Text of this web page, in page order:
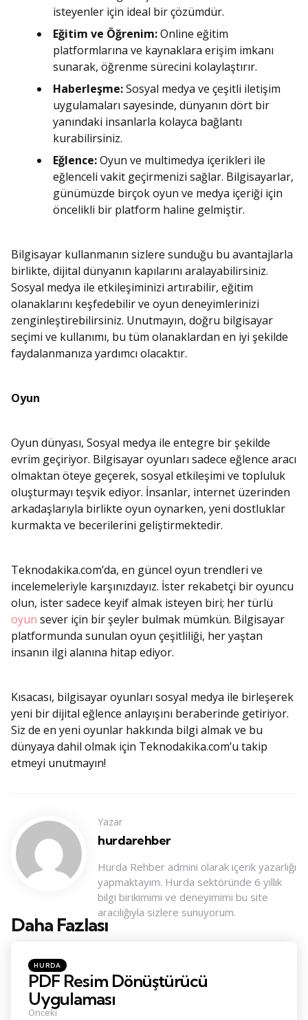
isteyenler için ideal bir çözümdür.
Eğitim ve Öğrenim:Online eğitim
platformlarına ve kaynaklara erişim imkanı
sunarak, öğrenme sürecini kolaylaştırır.
Haberleşme:Sosyal medya ve çeşitli iletişim
uygulamaları sayesinde, dünyanın dört bir
yanındaki insanlarla kolayca bağlantı
kurabilirsiniz.
Eğlence:Oyun ve multimedya içerikleri ile
eğlenceli vakit geçirmenizi sağlar. Bilgisayarlar,
günümüzde birçok oyun ve medya içeriği için
öncelikli bir platform haline gelmiştir.
Bilgisayar kullanmanın sizlere sunduğu bu avantajlarla
birlikte, dijital dünyanın kapılarını aralayabilirsiniz.
Sosyal medya ile etkileşiminizi artırabilir, eğitim
olanaklarını keşfedebilir ve oyun deneyimlerinizi
zenginleştirebilirsiniz. Unutmayın, doğru bilgisayar
seçimi ve kullanımı, bu tüm olanaklardan en iyi şekilde
faydalanmanıza yardımcı olacaktır.
Oyun
Oyun dünyası, Sosyal medya ile entegre bir şekilde
evrim geçiriyor. Bilgisayar oyunları sadece eğlence aracı
olmaktan öteye geçerek, sosyal etkileşimi ve topluluk
oluşturmayı teşvik ediyor. İnsanlar, internet üzerinden
arkadaşlarıyla birlikte oyun oynarken, yeni dostluklar
kurmakta ve becerilerini geliştirmektedir.
Teknodakika.com’da, en güncel oyun trendleri ve
incelemeleriyle karşınızdayız. İster rekabetçi bir oyuncu
olun, ister sadece keyif almak isteyen biri; her türlü
oyun sever için bir şeyler bulmak mümkün. Bilgisayar
platformunda sunulan oyun çeşitliliği, her yaştan
insanın ilgi alanına hitap ediyor.
Kısacası, bilgisayar oyunları sosyal medya ile birleşerek
yeni bir dijital eğlence anlayışını beraberinde getiriyor.
Siz de en yeni oyunlar hakkında bilgi almak ve bu
dünyaya dahil olmak için Teknodakika.com’u takip
etmeyi unutmayın!
Yazar
hurdarehber
Hurda Rehber admini olarak içerik yazarlığı
yapmaktayım. Hurda sektöründe 6 yıllık
bilgi birikimimi ve deneyimimi bu site
aracılığıyla sizlere sunuyorum.
Daha Fazlası
Konu
Posted
in
HURDA
PDF Resim Dönüştürücü
Uygulaması
Önceki